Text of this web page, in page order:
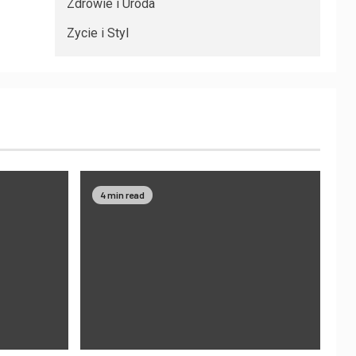
Zdrowie i Uroda
Zycie i Styl
4 min read